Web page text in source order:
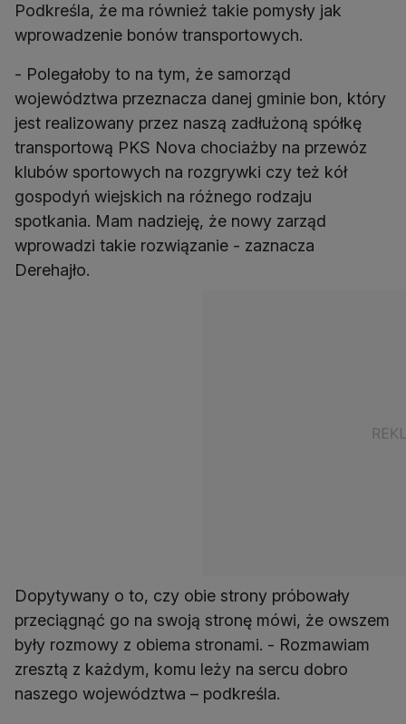
Podkreśla, że ma również takie pomysły jak
- Polegałoby to na tym, że samorząd
województwa przeznacza danej gminie bon, który
jest realizowany przez naszą zadłużoną spółkę
transportową PKS Nova chociażby na przewóz
klubów sportowych na rozgrywki czy też kół
gospodyń wiejskich na różnego rodzaju
spotkania. Mam nadzieję, że nowy zarząd
wprowadzi takie rozwiązanie - zaznacza
Derehajło.
Dopytywany o to, czy obie strony próbowały
przeciągnąć go na swoją stronę mówi, że owszem
były rozmowy z obiema stronami. - Rozmawiam
zresztą z każdym, komu leży na sercu dobro
naszego województwa – podkreśla.